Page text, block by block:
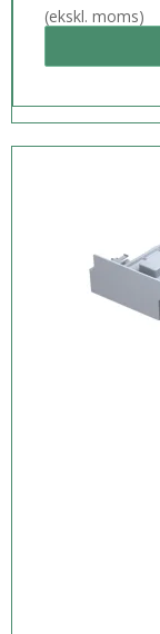
(ekskl. moms)